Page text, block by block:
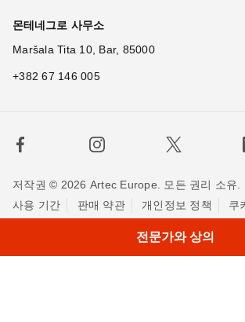
몬테네그로 사무소
Maršala Tita 10, Bar, 85000
+382 67 146 005
저작권 © 2026 Artec Europe. 모든 권리 소유.
사용 기간
판매 약관 개인정보 정책
쿠
전문가와 상의